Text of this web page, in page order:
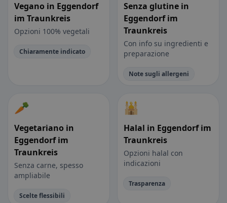
Vegano in Eggendorf
im Traunkreis
Opzioni 100% vegetali
Chiaramente indicato
Senza glutine in
Eggendorf im
Traunkreis
Con info su ingredienti e
preparazione
Note sugli allergeni
🥕
Vegetariano in
Eggendorf im
Traunkreis
Senza carne, spesso
ampliabile
Scelte flessibili
🕌
Halal in Eggendorf im
Traunkreis
Opzioni halal con
indicazioni
Trasparenza